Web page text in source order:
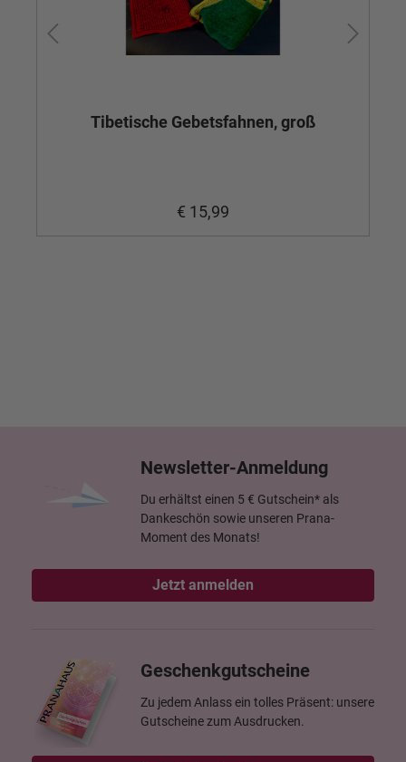
Tibetische Gebetsfahnen, groß
€ 15,99
Newsletter-Anmeldung
Du erhältst einen 5 € Gutschein* als
Dankeschön sowie unseren Prana-
Moment des Monats!
Jetzt anmelden
Geschenkgutscheine
Zu jedem Anlass ein tolles Präsent: unsere
Gutscheine zum Ausdrucken.